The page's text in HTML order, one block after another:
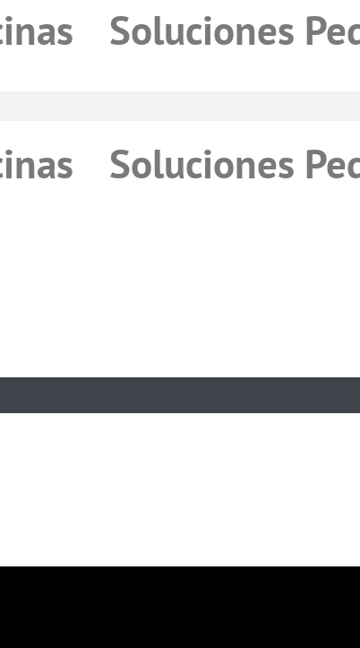
Soluciones
Soluciones